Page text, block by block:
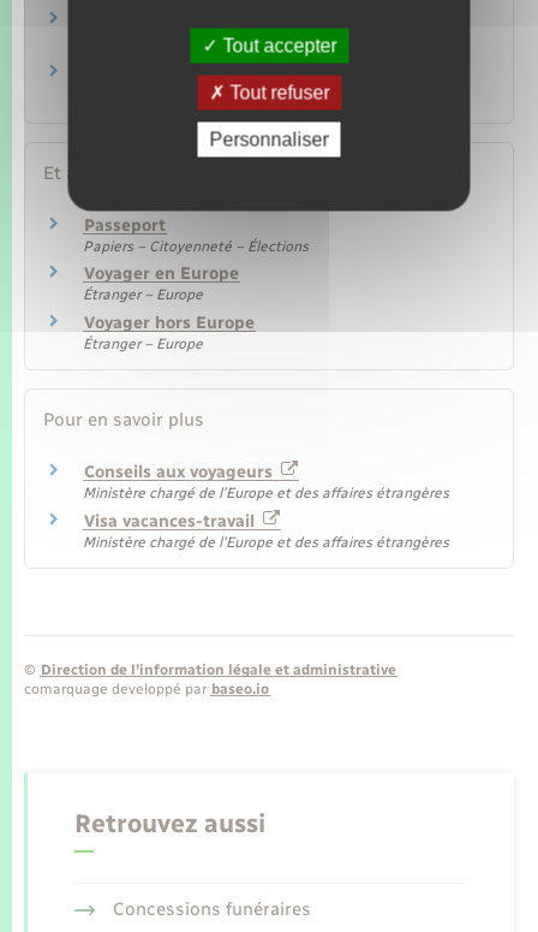
Espace Schengen : quelles sont les conditions
d'entrée et de circulation ?
Et aussi
Passeport
Papiers – Citoyenneté – Élections
Voyager en Europe
Étranger – Europe
Voyager hors Europe
Étranger – Europe
Pour en savoir plus
Conseils aux voyageurs
Ministère chargé de l'Europe et des affaires étrangères
Visa vacances-travail
Ministère chargé de l'Europe et des affaires étrangères
© Direction de l’information légale et administrative
comarquage developpé par baseo.io
Retrouvez aussi
Concessions funéraires
Tout accepter
Tout refuser
Personnaliser